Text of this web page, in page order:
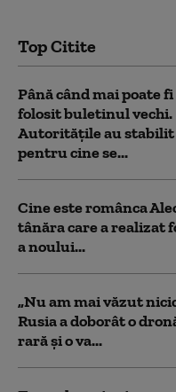
Top Citite
Până când mai poate fi
folosit buletinul vechi.
Autoritățile au stabilit
pentru cine se...
Cine este românca
tânăra care a realizat
a noului...
„Nu am mai văzut
Rusia a doborât o
rară și o va...